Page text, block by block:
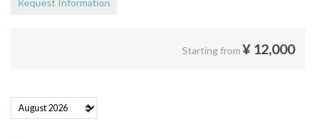
Starting from ¥ 12,000